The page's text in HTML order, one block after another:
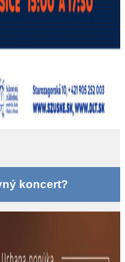
koncert?